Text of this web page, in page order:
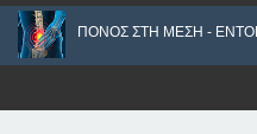
ΠΟΝΟΣ ΣΤΗ ΜΕΣΗ - ΕΝΤΟΠΙΣΜΟΣ